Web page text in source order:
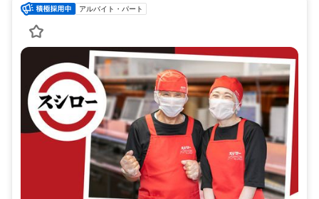
アルバイト・パート